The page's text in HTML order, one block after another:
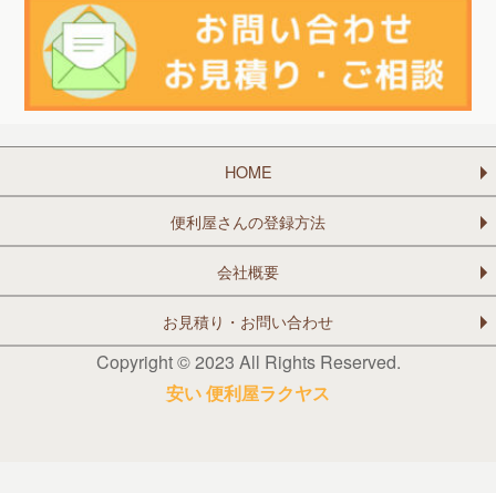
HOME
便利屋さんの登録方法
会社概要
お見積り・お問い合わせ
Copyright © 2023 All Rights Reserved.
安い 便利屋ラクヤス